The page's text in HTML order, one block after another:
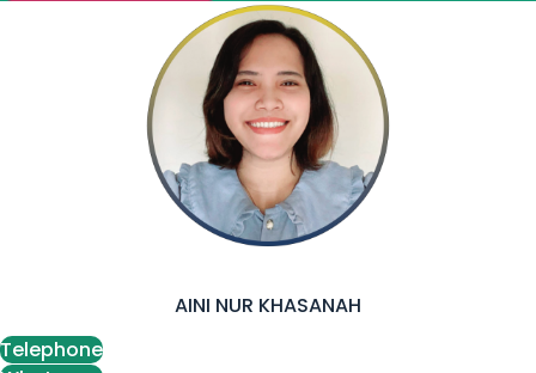
AINI NUR KHASANAH
Telephone